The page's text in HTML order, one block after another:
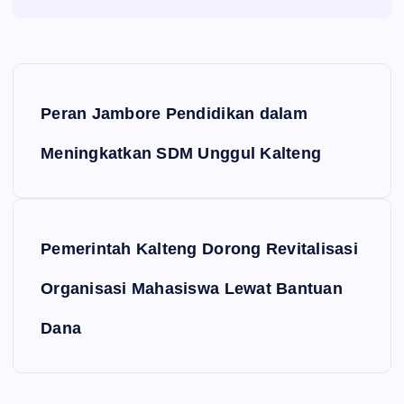
Peran Jambore Pendidikan dalam
Meningkatkan SDM Unggul Kalteng
Pemerintah Kalteng Dorong Revitalisasi
Organisasi Mahasiswa Lewat Bantuan
Dana